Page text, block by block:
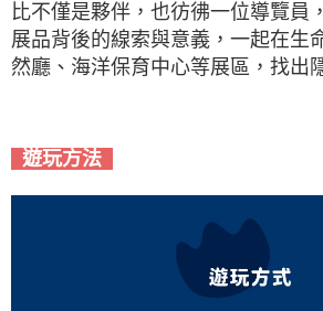
比不僅是夥伴，也彷彿一位導覽員
展品背後的線索與意義，一起在生
然廳、海洋保育中心等展區，找出
遊玩方法